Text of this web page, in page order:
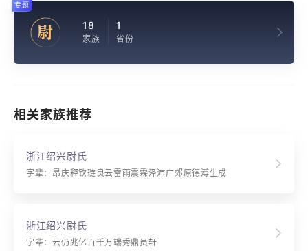
尉 18
家族
1
省份
专题
相关家族推荐
浙江绍兴尉氏
字辈：昂庆释钦琏良云雷雨震霖泽沛广郊原德溥生成
浙江绍兴尉氏
字辈：云仍兆亿百千万端秀鼎员轩